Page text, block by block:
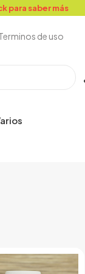
para saber más
de uso